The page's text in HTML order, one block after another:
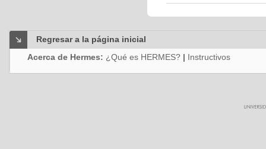
Regresar a la página inicial
Acerca de Hermes: ¿Qué es HERMES? | Instructivos